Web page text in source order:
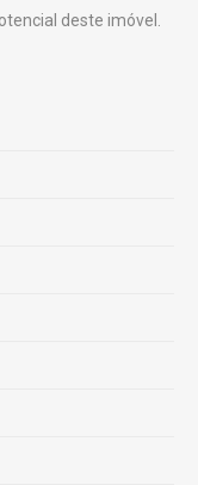
deste imóvel.